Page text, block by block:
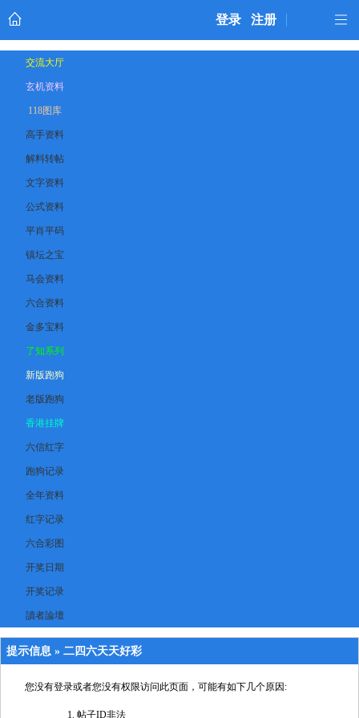
登录 注册
交流大厅
玄机资料
118图库
高手资料
解料转帖
文字资料
公式资料
平肖平码
镇坛之宝
马会资料
六合资料
金多宝料
了知系列
新版跑狗
老版跑狗
香港挂牌
六信红字
跑狗记录
全年资料
红字记录
六合彩图
开奖日期
开奖记录
讀者論壇
提示信息 » 二四六天天好彩
您没有登录或者您没有权限访问此页面，可能有如下几个原因:
帖子ID非法